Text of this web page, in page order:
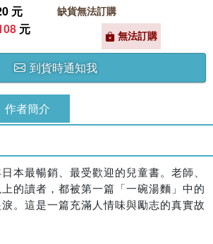
元
元
到貨時通知我
缺貨無法訂購
無法訂購
作者簡介
本最暢銷、最受歡迎的兒童書。老師、
的讀者，都被第一篇「一碗湯麵」中的
。這是一篇充滿人情味與勵志的真實故